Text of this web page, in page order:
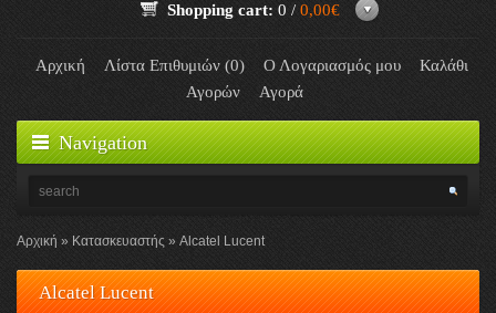
Shopping cart: 0 / 0,00€
Αρχική Λίστα Επιθυμιών (0) Ο Λογαριασμός μου
Καλάθι
Αγορών
Αγορά
Navigation
Αρχική Κατασκευαστής Alcatel Lucent
Alcatel Lucent